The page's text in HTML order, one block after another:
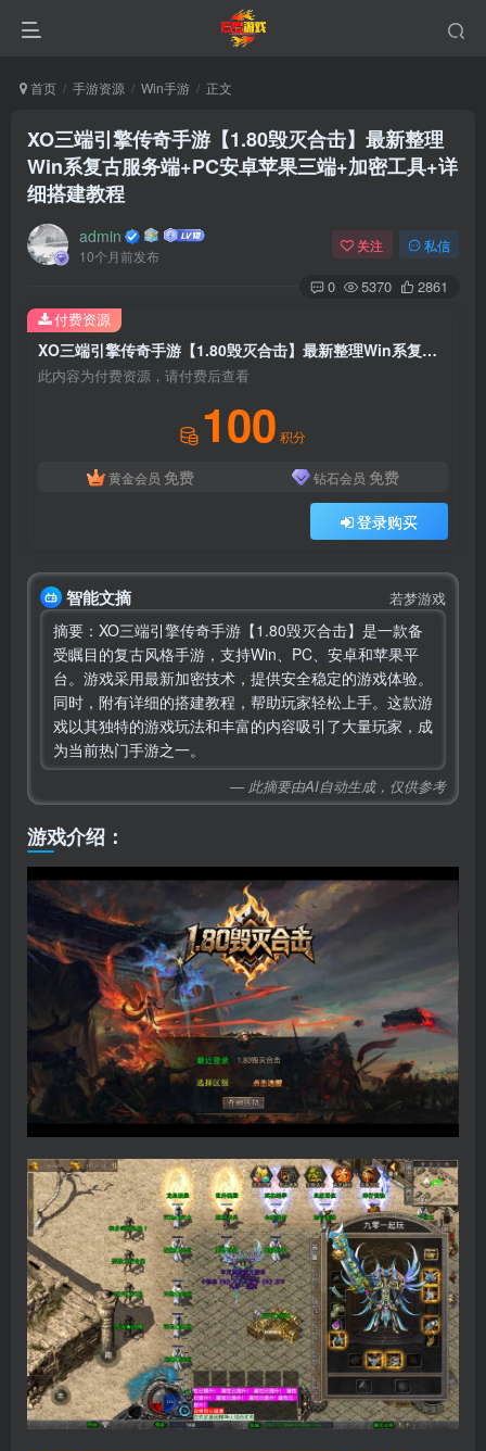
首页 手游资源 Win手游 正文
XO三端引擎传奇手游【1.80毁灭合击】最新整理
Win系复古服务端+PC安卓苹果三端+加密工具+详
细搭建教程
admin
10个月前发布
关注 私信
0 5370 2861
XO三端引擎传奇手游【1.80毁灭合击】最新整理Win系复古服务端+PC安卓苹果三端+加密工具+详细搭建教程
此内容为付费资源，请付费后查看
100 积分
黄金会员 免费 钻石会员 免费
登录购买
付费资源
智能文摘 若梦游戏
摘要：XO三端引擎传奇手游【1.80毁灭合击】是一款备
受瞩目的复古风格手游，支持Win、PC、安卓和苹果平
台。游戏采用最新加密技术，提供安全稳定的游戏体验。
同时，附有详细的搭建教程，帮助玩家轻松上手。这款游
戏以其独特的游戏玩法和丰富的内容吸引了大量玩家，成
为当前热门手游之一。
— 此摘要由AI自动生成，仅供参考
游戏介绍：